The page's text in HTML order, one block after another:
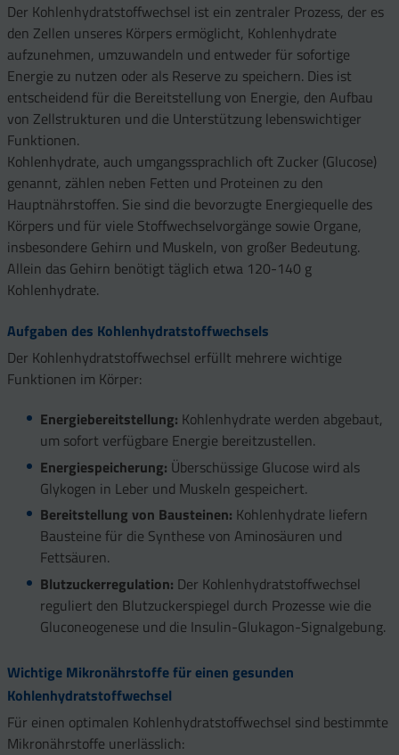
Der Kohlenhydratstoffwechsel ist ein zentraler Prozess, der es
den Zellen unseres Körpers ermöglicht, Kohlenhydrate
aufzunehmen, umzuwandeln und entweder für sofortige
Energie zu nutzen oder als Reserve zu speichern. Dies ist
entscheidend für die Bereitstellung von Energie, den Aufbau
von Zellstrukturen und die Unterstützung lebenswichtiger
Funktionen.
Kohlenhydrate, auch umgangssprachlich oft Zucker (Glucose)
genannt, zählen neben Fetten und Proteinen zu den
Hauptnährstoffen. Sie sind die bevorzugte Energiequelle des
Körpers und für viele Stoffwechselvorgänge sowie Organe,
insbesondere Gehirn und Muskeln, von großer Bedeutung.
Allein das Gehirn benötigt täglich etwa 120-140 g
Kohlenhydrate.
Aufgaben des Kohlenhydratstoffwechsels
Der Kohlenhydratstoffwechsel erfüllt mehrere wichtige
Funktionen im Körper:
Energiebereitstellung: Kohlenhydrate werden abgebaut,
um sofort verfügbare Energie bereitzustellen.
Energiespeicherung: Überschüssige Glucose wird als
Glykogen in Leber und Muskeln gespeichert.
Bereitstellung von Bausteinen: Kohlenhydrate liefern
Bausteine für die Synthese von Aminosäuren und
Fettsäuren.
Blutzuckerregulation: Der Kohlenhydratstoffwechsel
reguliert den Blutzuckerspiegel durch Prozesse wie die
Gluconeogenese und die Insulin-Glukagon-Signalgebung.
Wichtige Mikronährstoffe für einen gesunden
Kohlenhydratstoffwechsel
Für einen optimalen Kohlenhydratstoffwechsel sind bestimmte
Mikronährstoffe unerlässlich: